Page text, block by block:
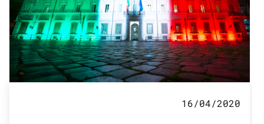
16/04/2020